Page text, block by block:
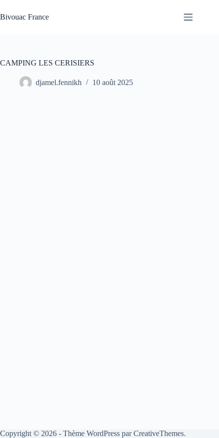
au
contenu
Bivouac France
CAMPING LES CERISIERS
djamel.fennikh 10 août 2025
Copyright © 2026 - Thème WordPress parCreativeThemes.